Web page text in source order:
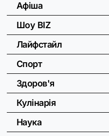
Афіша
Шоу BIZ
Лайфстайл
Спорт
Здоров'я
Кулінарія
Наука